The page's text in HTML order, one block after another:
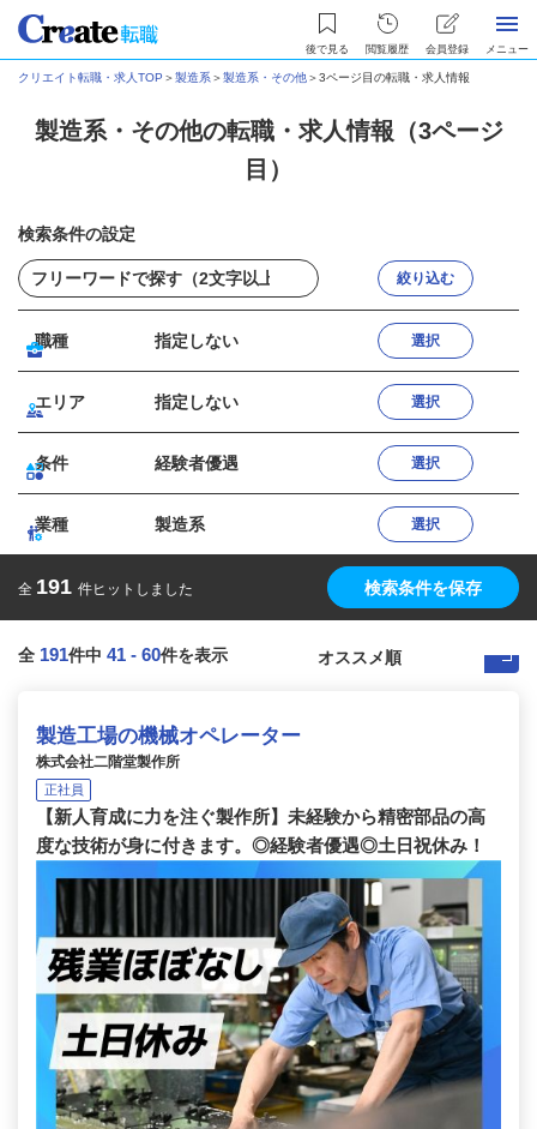
後で見る 閲覧履歴 会員登録 メニュー
クリエイト転職・求人TOP ＞製造系＞製造系・その他＞3ページ目の転職・求人情報
製造系・その他の転職・求人情報（3ページ
目）
検索条件の設定
絞り込む
職種 指定しない 選択
エリア 指定しない 選択
条件 経験者優遇 選択
業種 製造系 選択
全 191 件ヒットしました 検索条件を保存
全 191件中 41 - 60件を表示
製造工場の機械オペレーター
株式会社二階堂製作所
正社員
【新人育成に力を注ぐ製作所】未経験から精密部品の高
度な技術が身に付きます。◎経験者優遇◎土日祝休み！